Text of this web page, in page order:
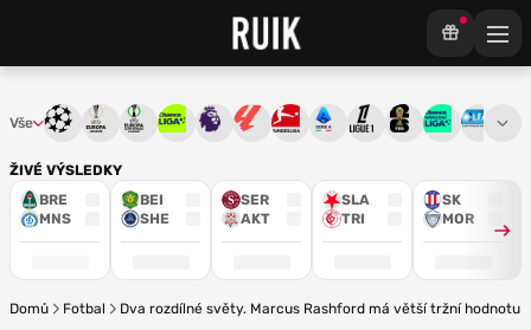
ŽIVÉ VÝSLEDKY
BRE
MNS
BEI
SHE
SER
AKT
SLA
TRI
SK
MOR
Vše Liga mistrůEvropská liga
Konferenční liga
Chance ligaPremier League
La LigaBundesliga
Serie ALigue 1Mistrovství světa
Chance3. ČFL
Domů Fotbal Dva rozdílné světy. Marcus Rashford má větší tržní hodnotu